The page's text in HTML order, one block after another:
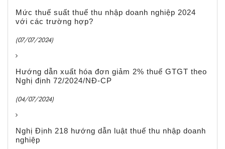
Mức thuế suất thuế thu nhập doanh nghiệp 2024
với các trường hợp?
(07/07/2024)
Hướng dẫn xuất hóa đơn giảm 2% thuế GTGT theo
Nghị định 72/2024/NĐ-CP
(04/07/2024)
Nghị Định 218 hướng dẫn luật thuế thu nhập doanh
nghiệp